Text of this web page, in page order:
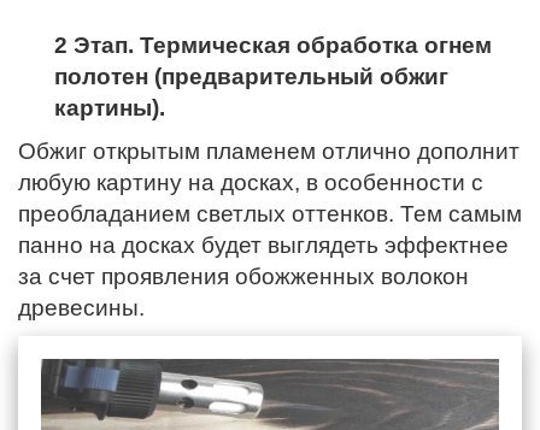
2 Этап. Термическая обработка огнем
полотен (предварительный обжиг
картины).
Обжиг открытым пламенем отлично дополнит
любую картину на досках, в особенности с
преобладанием светлых оттенков. Тем самым
панно на досках будет выглядеть эффектнее
за счет проявления обожженных волокон
древесины.